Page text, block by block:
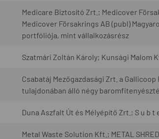
Medicare Biztosító Zrt.; Medicover
Medicover Försakrings AB (publ)
portfóliója, mint vállalkozásrész
Szatmári Zoltán Károly; Kunsági Malom
Csabatáj Mezőgazdasági Zrt. a
tulajdonában álló négy
Duna Aszfalt Út és Mélyépítő Zrt.; S u b t
Metal Waste Solution Kft.; METAL